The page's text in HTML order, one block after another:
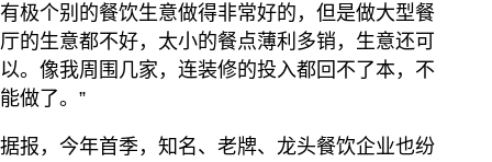
有极个别的餐饮生意做得非常好的，但是做大型餐
厅的生意都不好，太小的餐点薄利多销，生意还可
以。像我周围几家，连装修的投入都回不了本，不
能做了。”
据报，今年首季，知名、老牌、龙头餐饮企业也纷